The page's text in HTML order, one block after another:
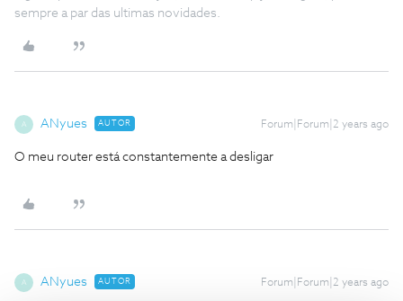
sempre a par das ultimas novidades.
A ANyues AUTOR Forum|Forum|2 years ago
O meu router está constantemente a desligar
A ANyues AUTOR Forum|Forum|2 years ago